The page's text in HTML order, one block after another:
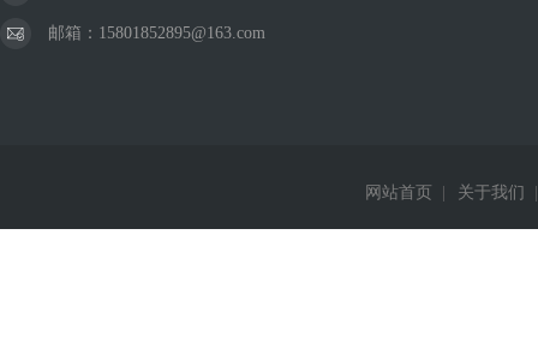
邮箱：15801852895@163.com
网站首页 关于我们